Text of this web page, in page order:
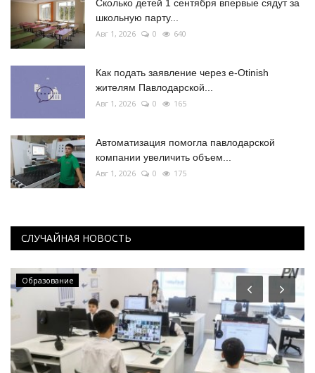
Сколько детей 1 сентября впервые сядут за
школьную парту...
Авг 1, 2026 0 640
Как подать заявление через e-Otinish
жителям Павлодарской...
Авг 1, 2026 0 165
Автоматизация помогла павлодарской
компании увеличить объем...
Авг 1, 2026 0 175
СЛУЧАЙНАЯ НОВОСТЬ
Образование